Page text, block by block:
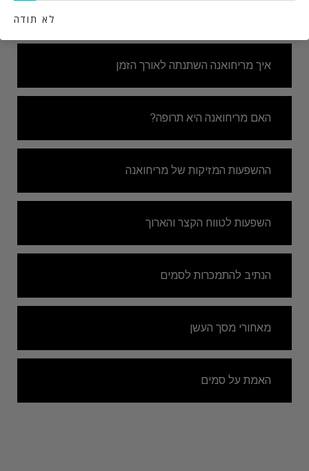
איך מריחואנה השתנתה לאורך הזמן
האם מריחואנה היא תרופה?
ההשפעות המזיקות של מריחואנה
השפעות לטווח הקצר והארוך
הנתיב להתמכרות לסמים
מאחורי מסך העשן
האמת על סמים
לא תודה